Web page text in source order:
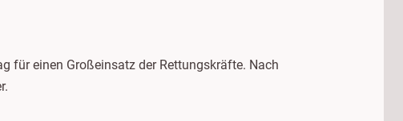
für einen Großeinsatz der Rettungskräfte. Nach